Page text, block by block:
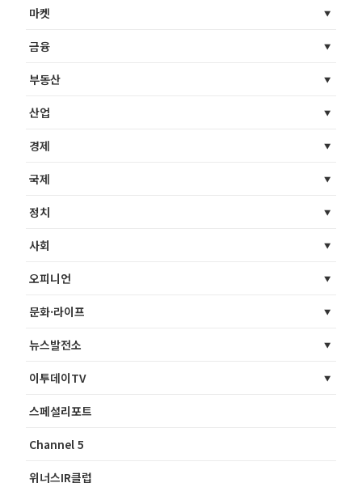
마켓
금융
부동산
산업
경제
국제
정치
사회
오피니언
문화·라이프
뉴스발전소
이투데이TV
스페셜리포트
Channel 5
위너스IR클럽